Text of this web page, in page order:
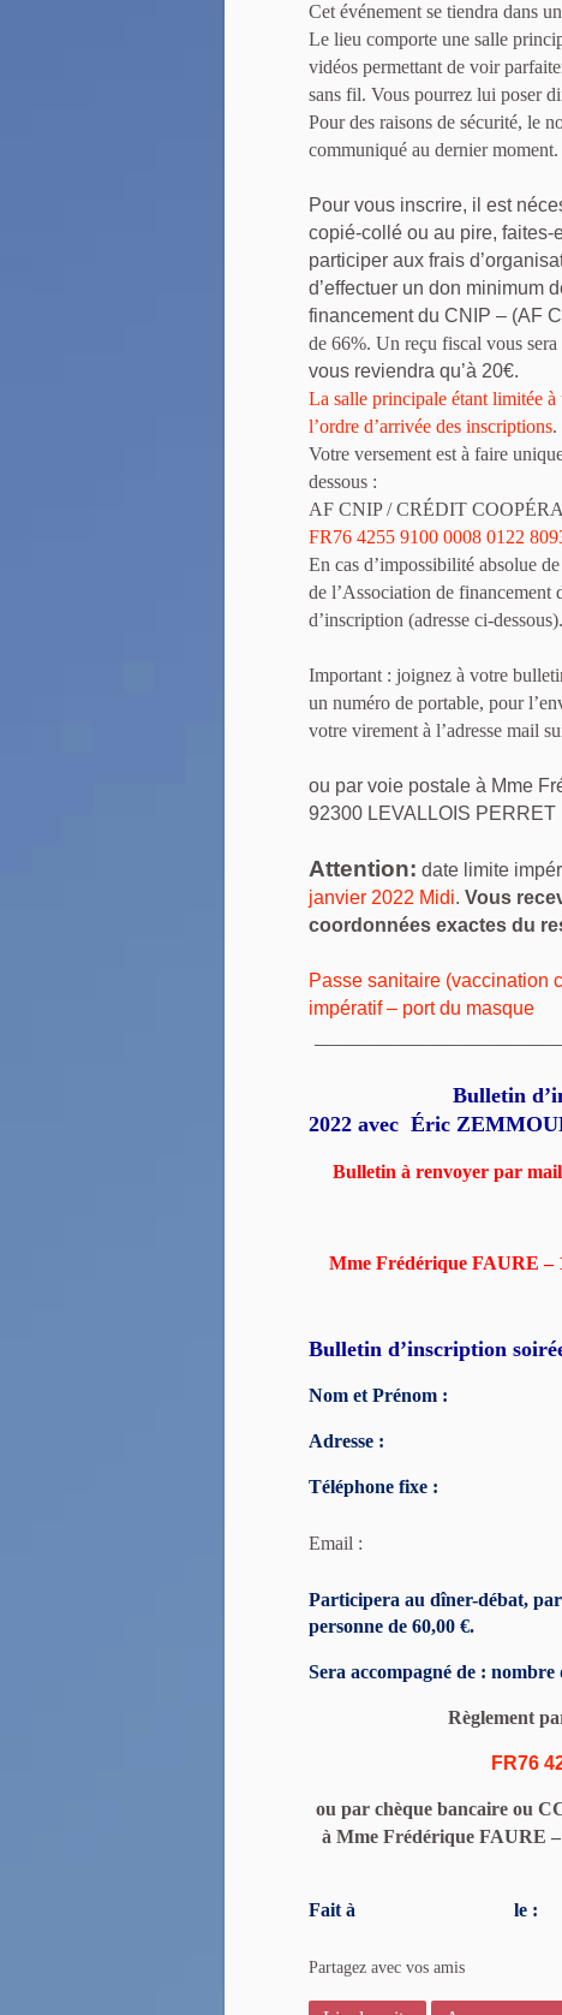
Cet événement se tiendra dans
Le lieu comporte une salle
vidéos permettant de voir
sans fil. Vous pourrez lui poser
Pour des raisons de sécurité, le
communiqué au dernier moment.
Pour vous inscrire, il est
copié-collé ou au pire,
participer aux frais
d’effectuer un don minimum
financement du CNIP – (AF
de 66%. Un reçu fiscal vous sera
vous reviendra qu’à 20€.
La salle principale étant limitée à
l’ordre d’arrivée des inscriptions.
Votre versement est à faire
dessous :
AF CNIP / CRÉDIT
FR76 4255 9100 0008 0122
En cas d’impossibilité absolue
de l’Association de
d’inscription (adresse ci-dessous).
Important : joignez à votre
un numéro de portable, pour
votre virement à l’adresse mail
ou par voie postale à Mme
92300 LEVALLOIS PERRET
Attention: date limite
janvier 2022 Midi. Vous
coordonnées exactes du
Passe sanitaire (vaccination
impératif – port du masque
Bulletin
2022 avec Éric
Bulletin à renvoyer par
Mme Frédérique FAURE –
Bulletin d’inscription
Nom et Prénom :
Adresse :
Téléphone fixe :
Email :
Participera au dîner-débat, p
personne de 60,00 €.
Sera accompagné de : n
Règlement
FR76
ou parchèquebancaire ou
àMme Frédérique FAURE
Fait à
Partagez avec vos amis